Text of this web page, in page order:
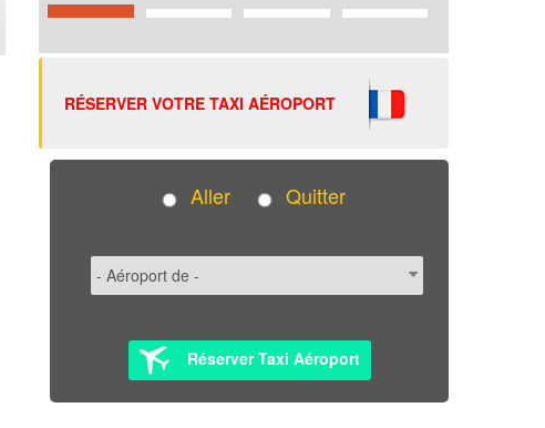
RÉSERVER VOTRE TAXI AÉROPORT
Aller Quitter
Réserver Taxi Aéroport